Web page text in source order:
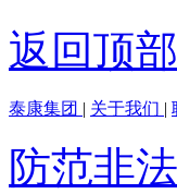
返回顶部
泰康集团 | 关于我们 |
防范非